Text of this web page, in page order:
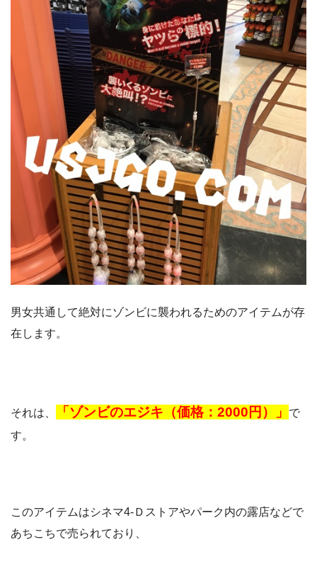
男女共通して絶対にゾンビに襲われるためのアイテムが存
在します。
それは、 「ゾンビのエジキ（価格：2000円）」
で
す。
このアイテムはシネマ4-Ｄストアやパーク内の露店などで
あちこちで売られており、